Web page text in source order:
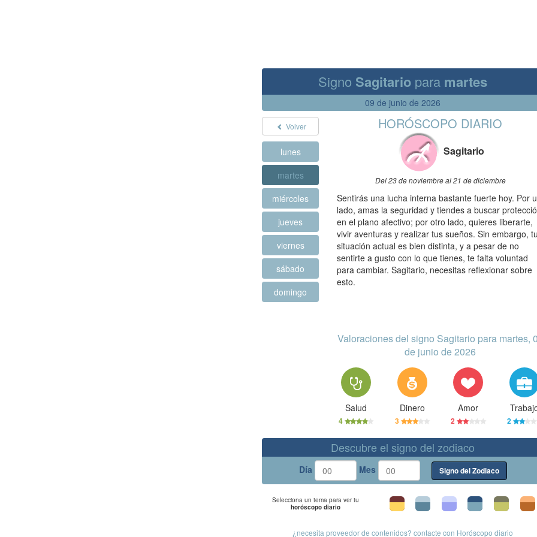
Signo Sagitario para martes
09 de junio de 2026
Volver
lunes
martes
miércoles
jueves
viernes
sábado
domingo
HORÓSCOPO DIARIO
Sagitario
Del 23 de noviembre al 21 de diciembre
Sentirás una lucha interna bastante fuerte hoy. Por
lado, amas la seguridad y tiendes a buscar
en el plano afectivo; por otro lado, quieres liberarte,
vivir aventuras y realizar tus sueños. Sin embargo,
situación actual es bien distinta, y a pesar de no
sentirte a gusto con lo que tienes, te falta voluntad
para cambiar. Sagitario, necesitas reflexionar sobre
esto.
Valoraciones del signo Sagitario para martes,
de junio de 2026
Salud
4
Dinero
3
Amor
2 2
Descubre el signo del zodiaco
Día Mes Signo del Zodiaco
Selecciona un tema para ver tu
horóscopo diario
¿necesita proveedor de contenidos? contacte con Horóscopo diario